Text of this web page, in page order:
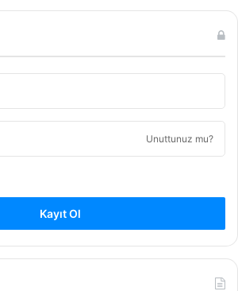
Unuttunuz mu?
Kayıt Ol